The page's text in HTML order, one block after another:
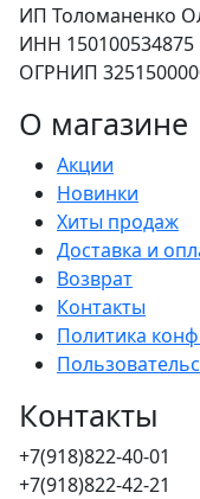
ИП Толоманенко
ИНН 150100534875
ОГРНИП
О магазине
Акции
Новинки
Хиты продаж
Доставка и
Возврат
Контакты
Политика
Контакты
+7(918)822-40-01
+7(918)822-42-21